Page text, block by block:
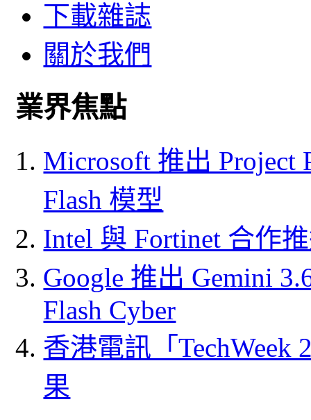
下載雜誌
關於我們
業界焦點
Microsoft 推出 Project
Flash 模型
Intel 與 Fortinet 合作
Google 推出 Gemini
Flash Cyber
香港電訊「
果